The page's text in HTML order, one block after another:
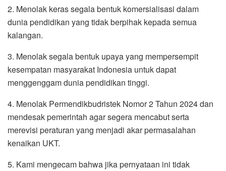
2. Menolak keras segala bentuk komersialisasi dalam
dunia pendidikan yang tidak berpihak kepada semua
kalangan.
3. Menolak segala bentuk upaya yang mempersempit
kesempatan masyarakat Indonesia untuk dapat
menggenggam dunia pendidikan tinggi.
4. Menolak Permendikbudristek Nomor 2 Tahun 2024 dan
mendesak pemerintah agar segera mencabut serta
merevisi peraturan yang menjadi akar permasalahan
kenaikan UKT.
5. Kami mengecam bahwa jika pernyataan ini tidak